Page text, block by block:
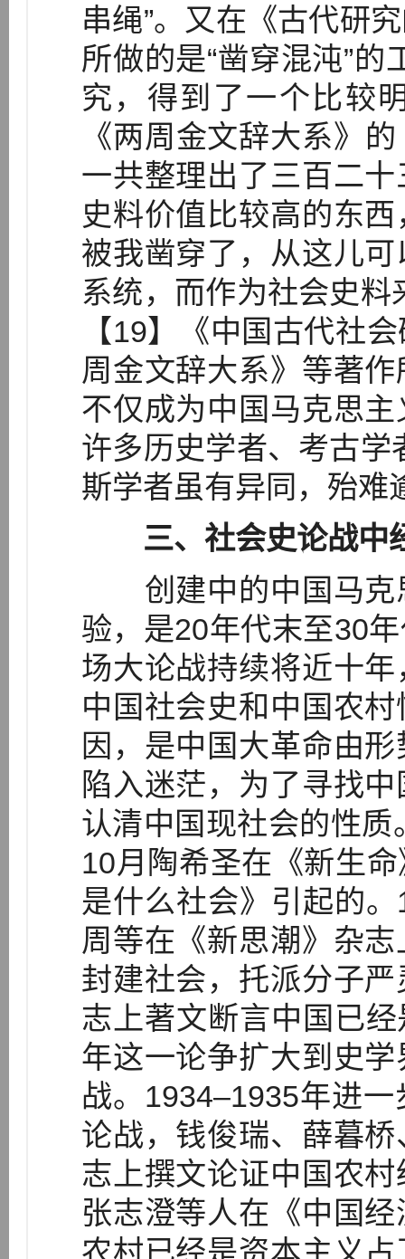
串绳”。又在《古代研
所做的是“凿穿混沌”
究，得到了一个比较
《两周金文辞大系》
一共整理出了三百二
史料价值比较高的东
被我凿穿了，从这儿
系统，而作为社会史料
【19】《中国古代社
周金文辞大系》等著
不仅成为中国马克思
许多历史学者、考古学
斯学者虽有异同，殆难
三、社会史论战中
创建中的中国马克
验，是20年代末至30
场大论战持续将近十
中国社会史和中国农
因，是中国大革命由
陷入迷茫，为了寻找
认清中国现社会的性
10月陶希圣在《新生
是什么社会》引起的
周等在《新思潮》杂
封建社会，托派分子
志上著文断言中国已
年这一论争扩大到史
战。1934–1935年进
论战，钱俊瑞、薛暮
志上撰文论证中国农
张志澄等人在《中国
农村已经是资本主义